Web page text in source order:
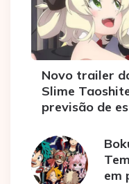
Novo trailer
Slime
previsão de
em